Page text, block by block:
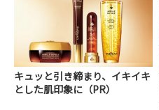
キュッと引き締まり、イキイキ
とした肌印象に（PR）